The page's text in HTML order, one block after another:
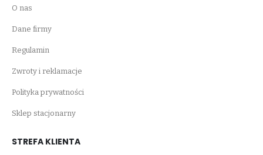
O nas
Dane firmy
Regulamin
Zwroty i reklamacje
Polityka prywatności
Sklep stacjonarny
STREFA KLIENTA